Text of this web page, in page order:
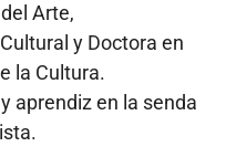
Arte,
y Doctora en
la Cultura.
aprendiz en la senda